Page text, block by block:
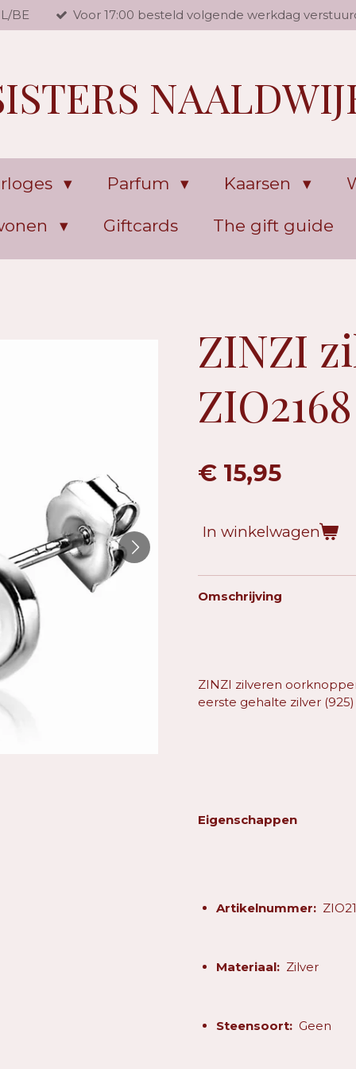
BE Voor 17:00 besteld volgende werkdag
Parfum Kaarsen
Giftcards The gift guide
ZINZI
ZIO2168
€ 15,95
In winkelwagen
Omschrijving
ZINZI zilveren
eerste gehalte zilver
Eigenschappen
Artikelnummer:
Materiaal: Zilver
Steensoort: Geen